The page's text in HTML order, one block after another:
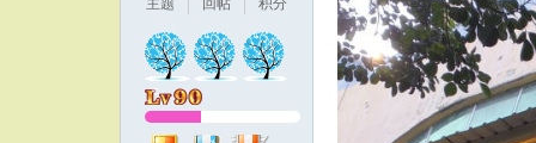
主题
回帖
积分